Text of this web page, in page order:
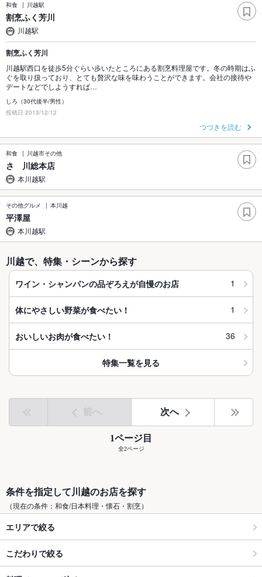
和食 川越駅
割烹ふく芳川
川越駅
割烹ふく芳川
川越駅西口を徒歩5分ぐらい歩いたところにある割烹料理屋です。冬の時期はふ
ぐを取り扱っており、とても贅沢な味を味わうことができます。会社の接待や
デートなどでしようすれば…
しろ（30代後半/男性）
投稿日 2013/12/12
つづきを読む
和食 川越市その他
さゝ川総本店
本川越駅
その他グルメ 本川越
平澤屋
本川越駅
川越で、特集・シーンから探す
ワイン・シャンパンの品ぞろえが自慢のお店 1
体にやさしい野菜が食べたい！ 1
おいしいお肉が食べたい！ 36
特集一覧を見る
前へ 次へ
1ページ目
全2ページ
条件を指定して川越のお店を探す
（現在の条件：和食/日本料理・懐石・割烹）
エリアで絞る
こだわりで絞る